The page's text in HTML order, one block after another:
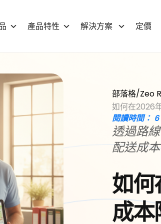
產品特性 解決方案 定價
如
成
閱讀時間： 6
透過路
配送成
部落格/Zeo
如何在2026